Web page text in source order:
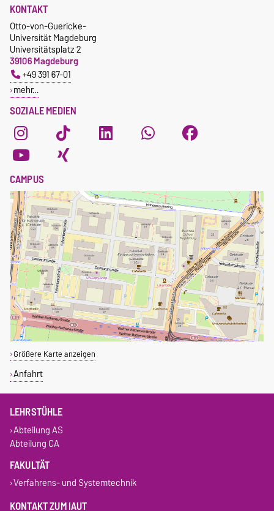
SOZIALE MEDIEN
KONTAKT
Otto-von-Guericke-
Universität Magdeburg
Universitätsplatz 2
39106 Magdeburg
+49 391 67-01
mehr…
CAMPUS
Größere Karte anzeigen
Anfahrt
LEHRSTÜHLE
Abteilung AS
Abteilung CA
FAKULTÄT
Verfahrens- und Systemtechnik
KONTAKT ZUM IAUT